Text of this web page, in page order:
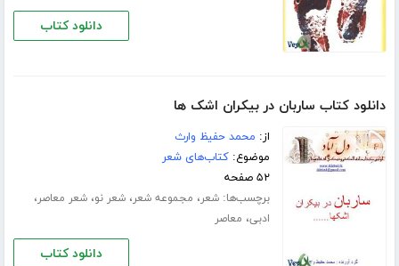
دانلود کتاب
دانلود کتاب ساربان در بیکران اشک ها
از: محمد حفیظ وارث
موضوع:کتاب‌های شعر
۵۲ صفحه
برچسب‌ها:شعر، مجموعه شعر،شعر نو،شعر معاصر،
ادبی، معاصر
دانلود کتاب